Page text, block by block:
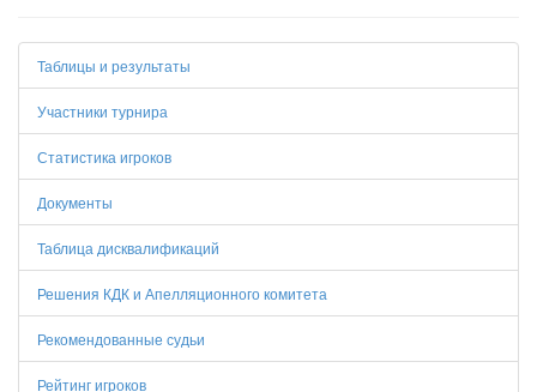
Таблицы и результаты
Участники турнира
Статистика игроков
Документы
Таблица дисквалификаций
Решения КДК и Апелляционного комитета
Рекомендованные судьи
Рейтинг игроков